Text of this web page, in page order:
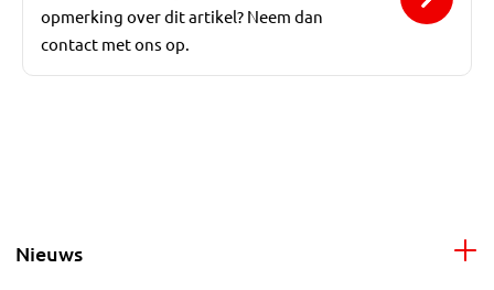
opmerking over dit artikel? Neem dan
contact met ons op.
Nieuws